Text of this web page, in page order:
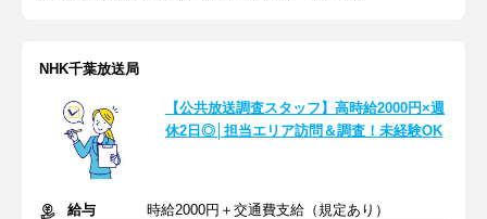
NHK千葉放送局
【公共放送調査スタッフ】高時給2000円×週
休2日◎│担当エリア訪問＆調査！未経験OK
給与
時給2000円＋交通費支給（規定あり）